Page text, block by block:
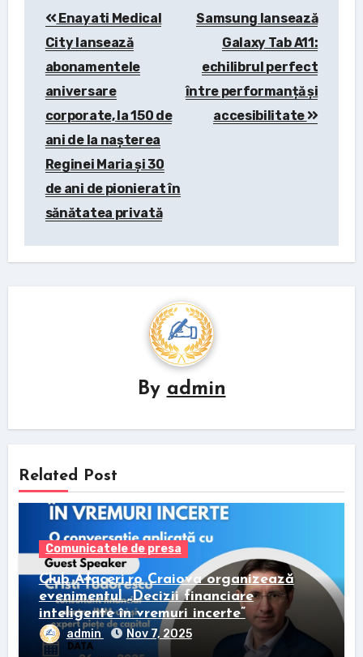
navigation
Enayati Medical
City lansează
abonamentele
aniversare
corporate, la 150 de
ani de la nașterea
Reginei Maria și 30
de ani de pionierat în
sănătatea privată
Samsung lansează
Galaxy Tab A11:
echilibrul perfect
între performanță și
accesibilitate
By admin
Related Post
Comunicatele de presa
Club Afaceri.ro Craiova organizează
evenimentul „Decizii financiare
inteligente în vremuri incerte”
admin Nov 7, 2025